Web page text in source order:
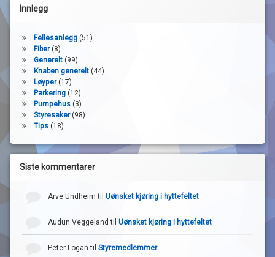
Innlegg
Fellesanlegg(51)
Fiber(8)
Generelt(99)
Knaben generelt(44)
Løyper(17)
Parkering(12)
Pumpehus(3)
Styresaker(98)
Tips(18)
Siste kommentarer
Arve Undheim til Uønsket kjøring i hyttefeltet
Audun Veggeland til Uønsket kjøring i hyttefeltet
Peter Logan til Styremedlemmer